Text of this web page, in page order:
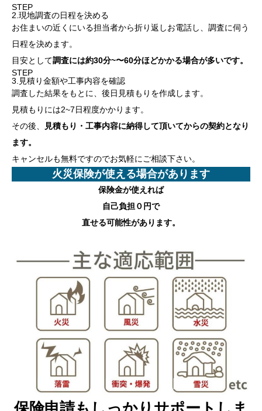
STEP
2.現地調査の日程を決める
お住まいの近くにいる担当者から折り返しお電話し、調査に伺う
日程を決めます。
目安として調査には約30分~〜60分ほどかかる場合が多いです。
STEP
3.見積り金額や工事内容を確認
調査した結果をもとに、後日見積もりを作成します。
見積もりには2~7日程度かかります。
その後、
見積もり・工事内容に納得して頂いてからの契約となり
ます。
キャンセルも無料ですのでお気軽にご相談下さい。
火災保険が使える場合があります
保険金が使えれば
自己負担０円で
直せる可能性があります。